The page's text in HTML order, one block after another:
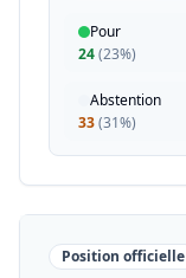
Pour
24(23%)
Abstention
33(31%)
Position officielle